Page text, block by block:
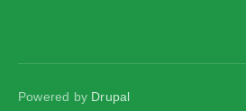
Powered by Drupal